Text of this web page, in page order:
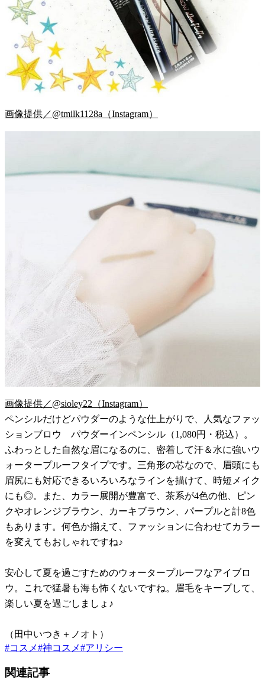
画像提供／@tmilk1128a（Instagram）
画像提供／@sioley22（Instagram）
ペンシルだけどパウダーのような仕上がりで、人気なファッ
ションブロウ パウダーインペンシル（1,080円・税込）。
ふわっとした自然な眉になるのに、密着して汗＆水に強いウ
ォータープルーフタイプです。三角形の芯なので、眉頭にも
眉尻にも対応できるいろいろなラインを描けて、時短メイク
にも◎。また、カラー展開が豊富で、茶系が4色の他、ピン
クやオレンジブラウン、カーキブラウン、パープルと計8色
もあります。何色か揃えて、ファッションに合わせてカラー
を変えてもおしゃれですね♪
安心して夏を過ごすためのウォータープルーフなアイブロ
ウ。これで猛暑も海も怖くないですね。眉毛をキープして、
楽しい夏を過ごしましょ♪
（田中いつき＋ノオト）
#コスメ#神コスメ#アリシー
関連記事